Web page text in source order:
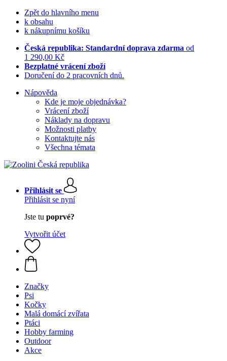
Zpět do hlavního menu
k obsahu
k nákupnímu košíku
Česká republika: Standardní doprava zdarma od
1 290,00 Kč
Bezplatné vrácení zboží
Doručení do 2 pracovních dnů.
Nápověda
Kde je moje objednávka?
Vrácení zboží
Náklady na dopravu
Možnosti platby
Kontaktujte nás
Všechna témata
Přihlásit se
Přihlásit se nyní
Jste tu poprvé?
Vytvořit účet
Značky
Psi
Kočky
Malá domácí zvířata
Ptáci
Hobby farming
Outdoor
Akce